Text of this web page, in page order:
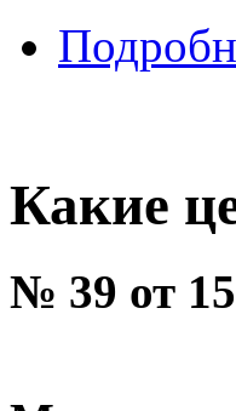
Какие
№ 39 от